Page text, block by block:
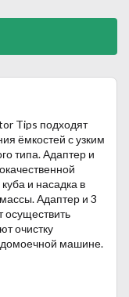
Tips подходят
ёмкостей с узким
типа. Адаптер и
и насадка в
Адаптер и 3
осуществить
очистку
машине.